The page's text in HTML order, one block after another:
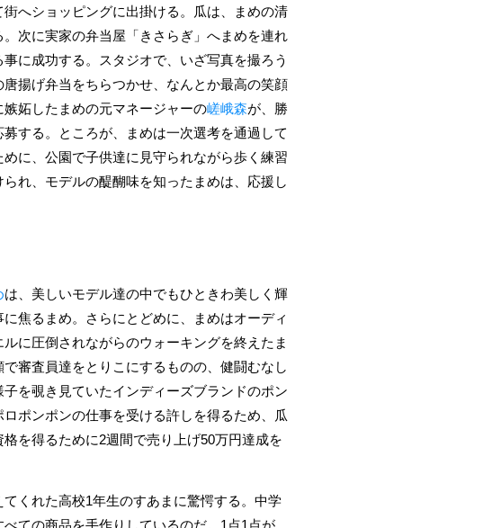
へショッピングに出掛ける。瓜は、まめの清
次に実家の弁当屋「きさらぎ」へまめを連れ
に成功する。スタジオで、いざ写真を撮ろう
揚げ弁当をちらつかせ、なんとか最高の笑顔
妬したまめの元マネージャーの嵯峨森が、勝
する。ところが、まめは一次選考を通過して
に、公園で子供達に見守られながら歩く練習
れ、モデルの醍醐味を知ったまめは、応援し
は、美しいモデル達の中でもひときわ美しく輝
焦るまめ。さらにとどめに、まめはオーディ
に圧倒されながらのウォーキングを終えたま
審査員達をとりこにするものの、健闘むなし
を覗き見ていたインディーズブランドのポン
ポンポンの仕事を受ける許しを得るため、瓜
を得るために2週間で売り上げ50万円達成を
くれた高校1年生のすあまに驚愕する。中学
ての商品を手作りしているのだ。1点1点が